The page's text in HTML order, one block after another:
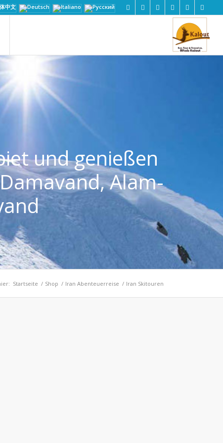
und genießen
Alam-
Startseite / Shop / Iran Abenteuerreise / Iran Skitouren